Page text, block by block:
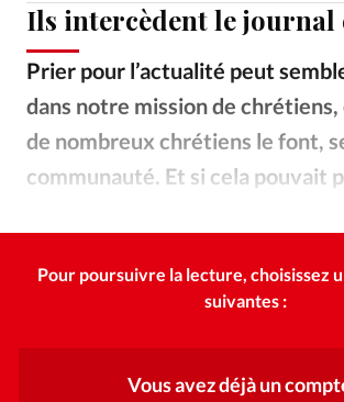
Tous les articles
Faire un don
Emploi
Se connecter
Édition: Internationale
Devise:CHF
RUBRIQUES
Actualité chrétienne
Publireportage
Relations
Ils intercèdent le journal
Prier pour l’actualité peut
dans notre mission de
de nombreux chrétiens le font,
communauté. Et si cela pouvait
Pour poursuivre la lecture, choisissez
suivantes :
Vous avez déjà un